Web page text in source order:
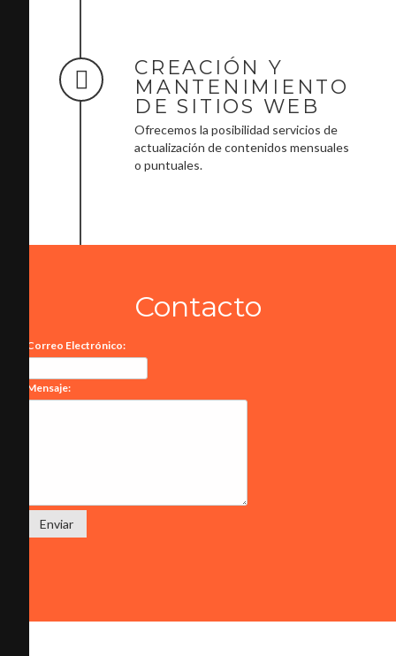
CREACIÓN Y
MANTENIMIENTO
DE SITIOS WEB
Ofrecemos la posibilidad servicios de
actualización de contenidos mensuales
o puntuales.
Contacto
Correo Electrónico:
Mensaje: